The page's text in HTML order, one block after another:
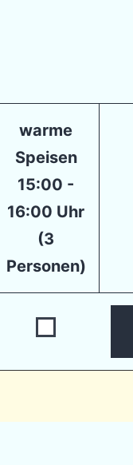
warme
Speisen
15:00 -
16:00 Uhr
(3
Personen)